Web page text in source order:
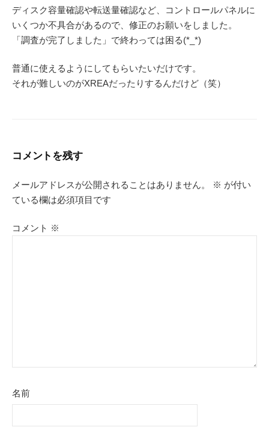
ディスク容量確認や転送量確認など、コントロールパネルに
いくつか不具合があるので、修正のお願いをしました。
「調査が完了しました」で終わっては困る(*_*)
普通に使えるようにしてもらいたいだけです。
それが難しいのがXREAだったりするんだけど（笑）
コメントを残す
メールアドレスが公開されることはありません。 ※ が付い
ている欄は必須項目です
コメント ※
名前